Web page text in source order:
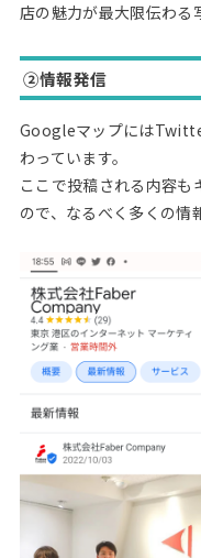
店の魅力が最大限伝わる
②情報発信
Googleマップには
わっています。
ここで投稿される内容も
ので、なるべく多くの情